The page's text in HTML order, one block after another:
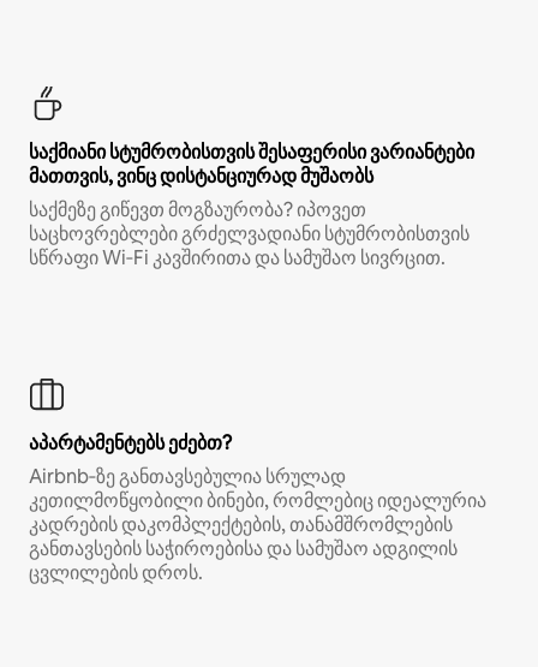
საქმიანი სტუმრობისთვის შესაფერისი ვარიანტები
მათთვის, ვინც დისტანციურად მუშაობს
საქმეზე გიწევთ მოგზაურობა? იპოვეთ
საცხოვრებლები გრძელვადიანი სტუმრობისთვის
სწრაფი Wi‑Fi კავშირითა და სამუშაო სივრცით.
აპარტამენტებს ეძებთ?
Airbnb‑ზე განთავსებულია სრულად
კეთილმოწყობილი ბინები, რომლებიც იდეალურია
კადრების დაკომპლექტების, თანამშრომლების
განთავსების საჭიროებისა და სამუშაო ადგილის
ცვლილების დროს.